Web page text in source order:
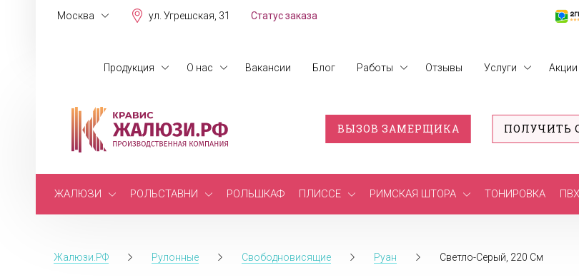
Москва ул. Угрешская, 31 Статус заказа
Продукция О нас Вакансии Блог Работы Отзывы Услуги Акции
ВЫЗОВ ЗАМЕРЩИКА ПОЛУЧИТЬ
ЖАЛЮЗИ РОЛЬСТАВНИ РОЛЬШКАФ ПЛИССЕ РИМСКАЯ ШТОРА ТОНИРОВКА
Жалюзи.РФ Рулонные Свободновисящие Руан Светло-Серый, 220 См